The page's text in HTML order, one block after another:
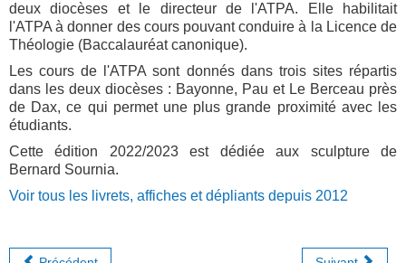
deux diocèses et le directeur de l'ATPA. Elle habilitait
l'ATPA à donner des cours pouvant conduire à la Licence de
Théologie (Baccalauréat canonique).
Les cours de l'ATPA sont donnés dans trois sites répartis
dans les deux diocèses : Bayonne, Pau et Le Berceau près
de Dax, ce qui permet une plus grande proximité avec les
étudiants.
Cette édition 2022/2023 est dédiée aux sculpture de
Bernard Sournia.
Voir tous les livrets, affiches et dépliants depuis 2012